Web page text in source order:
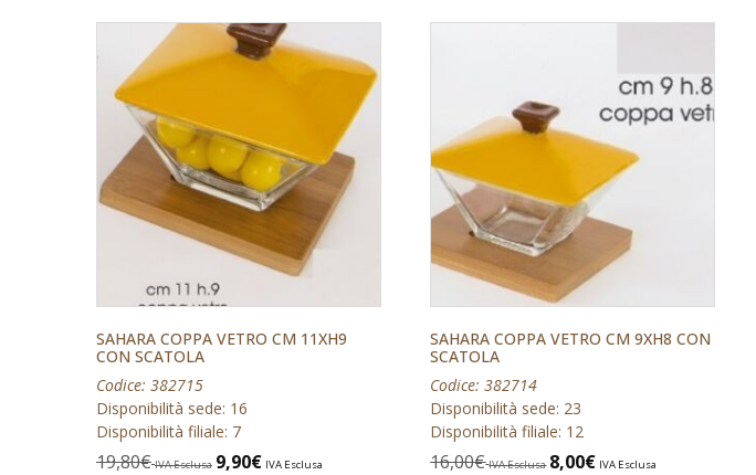
SAHARA COPPA VETRO CM 11XH9
CON SCATOLA
Codice: 382715
Disponibilità sede: 16
Disponibilità filiale: 7
19,80€ IVA Esclusa 9,90€ IVA Esclusa
SAHARA COPPA VETRO CM 9XH8 CON
SCATOLA
Codice: 382714
Disponibilità sede: 23
Disponibilità filiale: 12
16,00€ IVA Esclusa 8,00€ IVA Esclusa